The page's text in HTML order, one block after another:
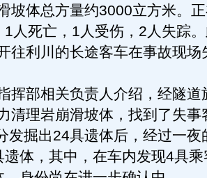
坡体总方量约3000立方米。
1人死亡，1人受伤，2人失踪
往利川的长途客车在事故现场
部相关负责人介绍，经隧道
清理岩崩滑坡体，找到了失事
发掘出24具遗体后，经过一夜
遗体，其中，在车内发现4具